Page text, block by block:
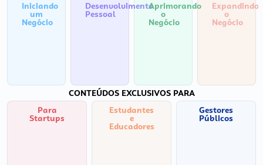
Iniciando
um
Negócio
Desenvolvimento
Pessoal
Aprimorando
o
Negócio
Expandindo
o
Negócio
CONTEÚDOS EXCLUSIVOS PARA
Para
Startups
Estudantes
e
Educadores
Gestores
Públicos